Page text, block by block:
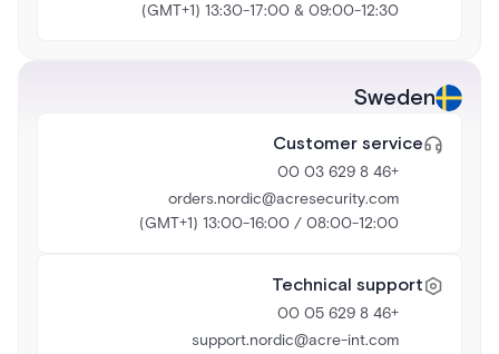
09:00-12:30 & 13:30-17:00 (GMT+1)
Sweden
Customer service
+46 8 629 03 00
orders.nordic@acresecurity.com
08:00-12:00 / 13:00-16:00 (GMT+1)
Technical support
+46 8 629 05 00
support.nordic@acre-int.com